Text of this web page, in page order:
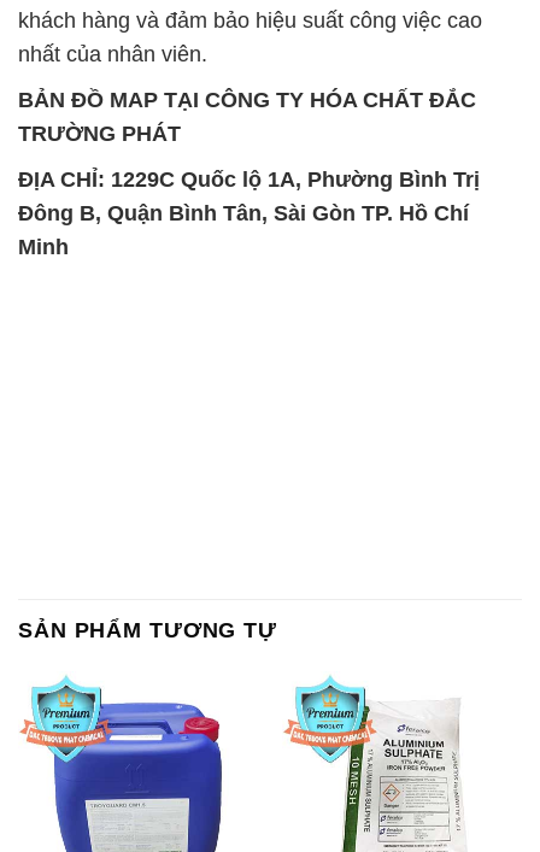
khách hàng và đảm bảo hiệu suất công việc cao
nhất của nhân viên.
BẢN ĐỒ MAP TẠI CÔNG TY HÓA CHẤT ĐẮC
TRƯỜNG PHÁT
ĐỊA CHỈ: 1229C Quốc lộ 1A, Phường Bình Trị
Đông B, Quận Bình Tân, Sài Gòn TP. Hồ Chí
Minh
SẢN PHẨM TƯƠNG TỰ